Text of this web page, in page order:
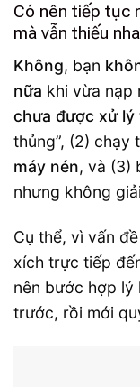
Có nên tiếp tục
mà vẫn thiếu
Không, bạn
nữa khi vừa nạp
chưa được xử lý
thủng”, (2) chạy
máy nén, và (3)
nhưng không
Cụ thể, vì vấn
xích trực tiếp
nên bước hợp lý
trước, rồi mới